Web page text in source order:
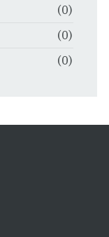
(0)
(0)
(0)